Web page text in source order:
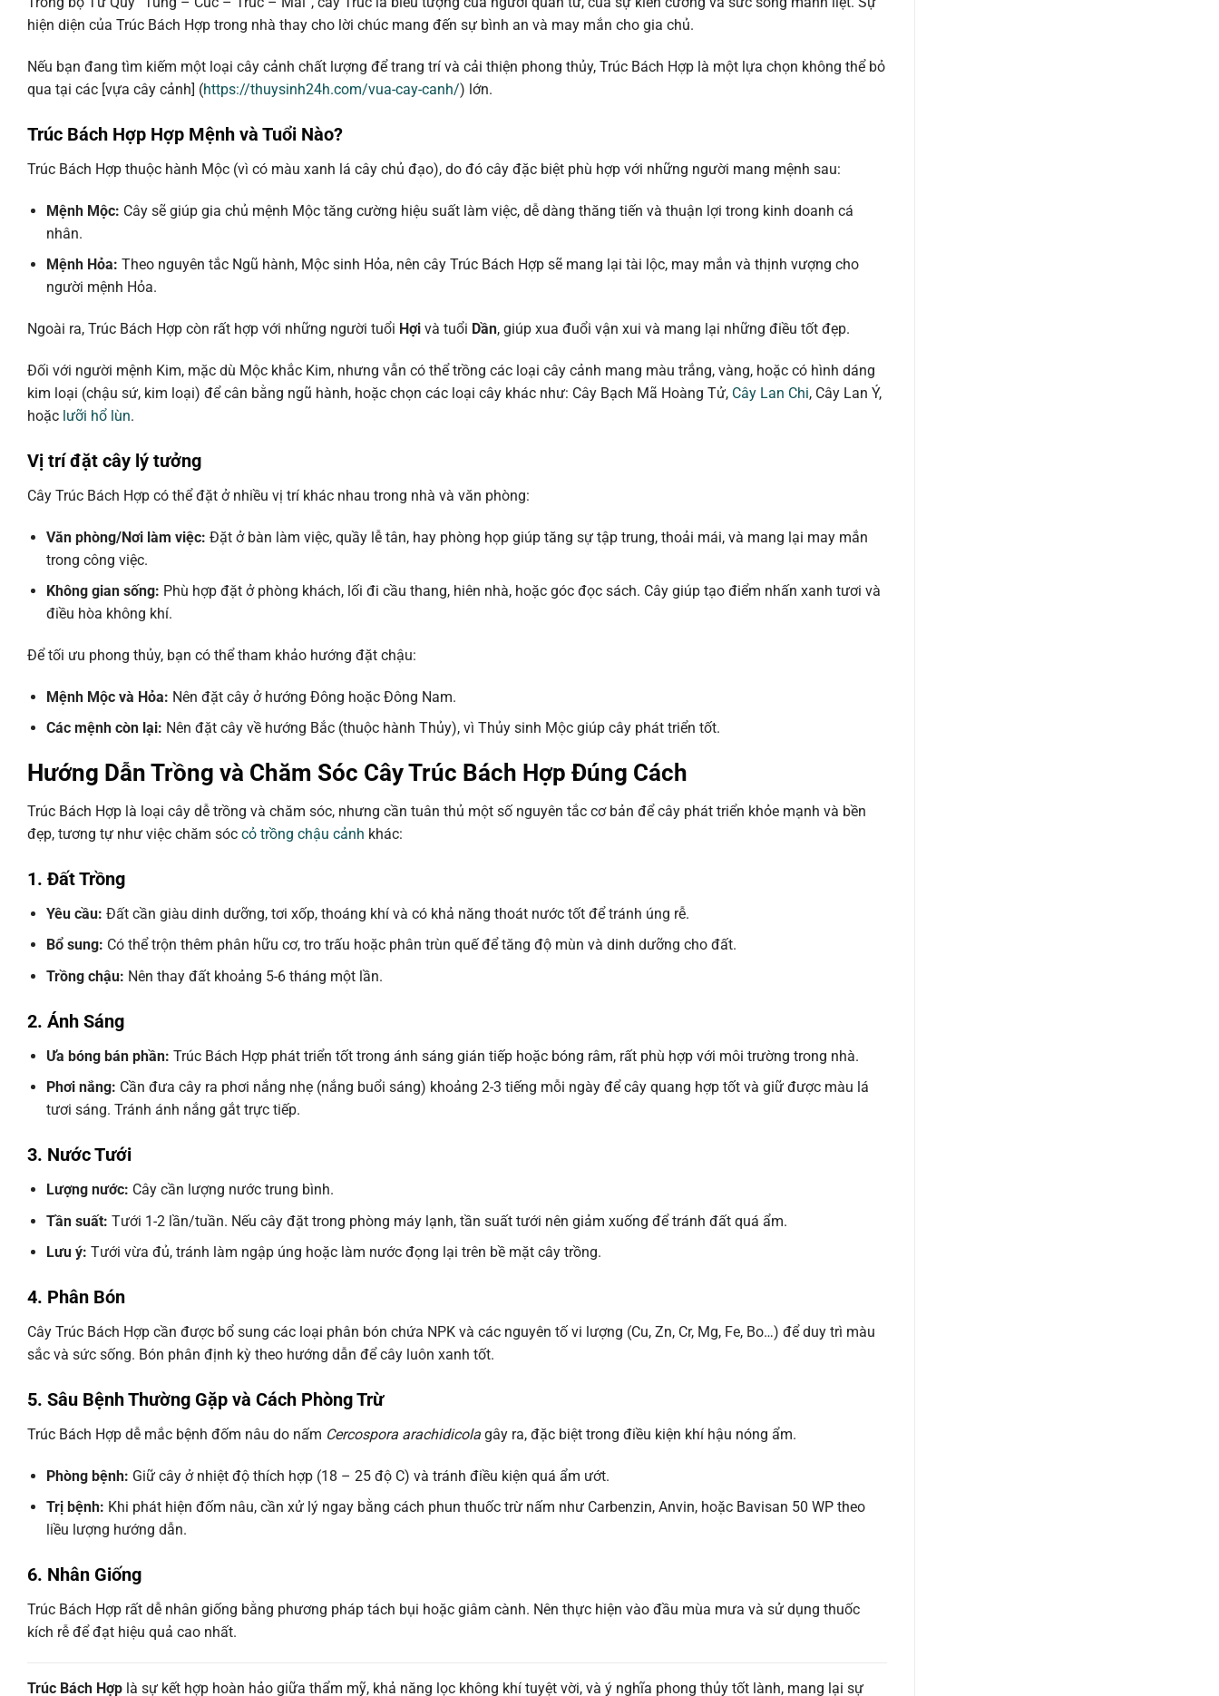
hiện diện của Trúc Bách Hợp trong nhà thay cho lời chúc mang đến sự bình an và may mắn cho gia chủ.
Nếu bạn đang tìm kiếm một loại cây cảnh chất lượng để trang trí và cải thiện phong thủy, Trúc Bách Hợp là một lựa chọn không thể bỏ
qua tại các [vựa cây cảnh] (https://thuysinh24h.com/vua-cay-canh/) lớn.
Trúc Bách Hợp Hợp Mệnh và Tuổi Nào?
Trúc Bách Hợp thuộc hành Mộc (vì có màu xanh lá cây chủ đạo), do đó cây đặc biệt phù hợp với những người mang mệnh sau:
Mệnh Mộc: Cây sẽ giúp gia chủ mệnh Mộc tăng cường hiệu suất làm việc, dễ dàng thăng tiến và thuận lợi trong kinh doanh cá
nhân.
Mệnh Hỏa: Theo nguyên tắc Ngũ hành, Mộc sinh Hỏa, nên cây Trúc Bách Hợp sẽ mang lại tài lộc, may mắn và thịnh vượng cho
người mệnh Hỏa.
Ngoài ra, Trúc Bách Hợp còn rất hợp với những người tuổi Hợi và tuổi Dần, giúp xua đuổi vận xui và mang lại những điều tốt đẹp.
Đối với người mệnh Kim, mặc dù Mộc khắc Kim, nhưng vẫn có thể trồng các loại cây cảnh mang màu trắng, vàng, hoặc có hình dáng
kim loại (chậu sứ, kim loại) để cân bằng ngũ hành, hoặc chọn các loại cây khác như: Cây Bạch Mã Hoàng Tử, Cây Lan Chi, Cây Lan Ý,
hoặc lưỡi hổ lùn.
Vị trí đặt cây lý tưởng
Cây Trúc Bách Hợp có thể đặt ở nhiều vị trí khác nhau trong nhà và văn phòng:
Văn phòng/Nơi làm việc: Đặt ở bàn làm việc, quầy lễ tân, hay phòng họp giúp tăng sự tập trung, thoải mái, và mang lại may mắn
trong công việc.
Không gian sống: Phù hợp đặt ở phòng khách, lối đi cầu thang, hiên nhà, hoặc góc đọc sách. Cây giúp tạo điểm nhấn xanh tươi và
điều hòa không khí.
Để tối ưu phong thủy, bạn có thể tham khảo hướng đặt chậu:
Mệnh Mộc và Hỏa: Nên đặt cây ở hướng Đông hoặc Đông Nam.
Các mệnh còn lại: Nên đặt cây về hướng Bắc (thuộc hành Thủy), vì Thủy sinh Mộc giúp cây phát triển tốt.
Hướng Dẫn Trồng và Chăm Sóc Cây Trúc Bách Hợp Đúng Cách
Trúc Bách Hợp là loại cây dễ trồng và chăm sóc, nhưng cần tuân thủ một số nguyên tắc cơ bản để cây phát triển khỏe mạnh và bền
đẹp, tương tự như việc chăm sóc cỏ trồng chậu cảnh khác:
1. Đất Trồng
Yêu cầu: Đất cần giàu dinh dưỡng, tơi xốp, thoáng khí và có khả năng thoát nước tốt để tránh úng rễ.
Bổ sung: Có thể trộn thêm phân hữu cơ, tro trấu hoặc phân trùn quế để tăng độ mùn và dinh dưỡng cho đất.
Trồng chậu: Nên thay đất khoảng 5-6 tháng một lần.
2. Ánh Sáng
Ưa bóng bán phần: Trúc Bách Hợp phát triển tốt trong ánh sáng gián tiếp hoặc bóng râm, rất phù hợp với môi trường trong nhà.
Phơi nắng: Cần đưa cây ra phơi nắng nhẹ (nắng buổi sáng) khoảng 2-3 tiếng mỗi ngày để cây quang hợp tốt và giữ được màu lá
tươi sáng. Tránh ánh nắng gắt trực tiếp.
3. Nước Tưới
Lượng nước: Cây cần lượng nước trung bình.
Tần suất: Tưới 1-2 lần/tuần. Nếu cây đặt trong phòng máy lạnh, tần suất tưới nên giảm xuống để tránh đất quá ẩm.
Lưu ý: Tưới vừa đủ, tránh làm ngập úng hoặc làm nước đọng lại trên bề mặt cây trồng.
4. Phân Bón
Cây Trúc Bách Hợp cần được bổ sung các loại phân bón chứa NPK và các nguyên tố vi lượng (Cu, Zn, Cr, Mg, Fe, Bo…) để duy trì màu
sắc và sức sống. Bón phân định kỳ theo hướng dẫn để cây luôn xanh tốt.
5. Sâu Bệnh Thường Gặp và Cách Phòng Trừ
Trúc Bách Hợp dễ mắc bệnh đốm nâu do nấm Cercospora arachidicola gây ra, đặc biệt trong điều kiện khí hậu nóng ẩm.
Phòng bệnh: Giữ cây ở nhiệt độ thích hợp (18 – 25 độ C) và tránh điều kiện quá ẩm ướt.
Trị bệnh: Khi phát hiện đốm nâu, cần xử lý ngay bằng cách phun thuốc trừ nấm như Carbenzin, Anvin, hoặc Bavisan 50 WP theo
liều lượng hướng dẫn.
6. Nhân Giống
Trúc Bách Hợp rất dễ nhân giống bằng phương pháp tách bụi hoặc giâm cành. Nên thực hiện vào đầu mùa mưa và sử dụng thuốc
kích rễ để đạt hiệu quả cao nhất.
Trúc Bách Hợp là sự kết hợp hoàn hảo giữa thẩm mỹ, khả năng lọc không khí tuyệt vời, và ý nghĩa phong thủy tốt lành, mang lại sự